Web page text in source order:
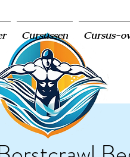
Cursussen Cursus-